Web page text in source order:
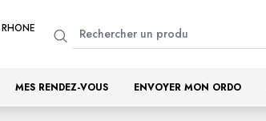
MES RENDEZ-VOUS ENVOYER MON ORDO